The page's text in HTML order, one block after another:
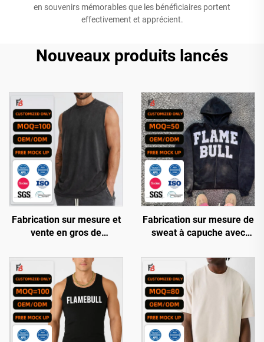
en souvenirs mémorables que les bénéficiaires portent
effectivement et apprécient.
Nouveaux produits lancés
Fabrication sur mesure et
vente en gros de
sport, respirants, à
séchage rapide, avec
lavage acide et coupe
surdimensionnée pour
hommes
Fabrication sur mesure de
sweat à capuche avec
surdimensionné, 350 g/m²,
effet délavé acide, avec
logo